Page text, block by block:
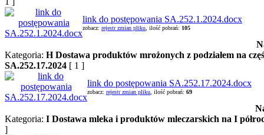
link do postępowania SA.252.1.2024.docx
zobacz: rejestr zmian pliku , ilość pobrań: 105
Kategoria: H Dostawa produktów mrożonych z podziałem na
SA.252.17.2024 [ 1 ]
link do postępowania SA.252.17.2024.docx
zobacz: rejestr zmian pliku , ilość pobrań: 69
Kategoria: I Dostawa mleka i produktów mleczarskich na I
]